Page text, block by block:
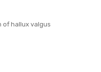
of hallux valgus